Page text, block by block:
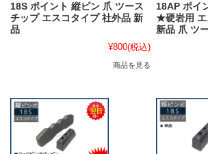
18S ポイント 縦ピン 爪 ツース
チップ エスコタイプ 社外品 新
品
¥800(税込)
商品を見る
18AP ポイ
★硬岩用 エ
新品 爪 ツ